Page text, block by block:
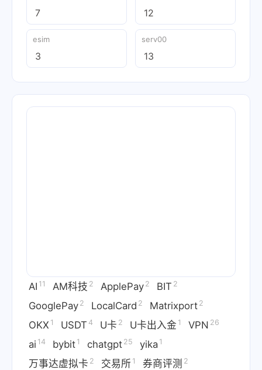
7 12
esim
3
serv00
13
AI 11 AM科技 2 ApplePay 2 BIT 2
GooglePay 2 LocalCard 2 Matrixport 2
OKX 1 USDT 4 U卡 2 U卡出入金 1 VPN 26
ai 14 bybit 1 chatgpt 25 yika 1
万事达虚拟卡 2 交易所 1 券商评测 2